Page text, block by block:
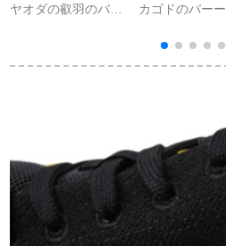
ヤオダの叡羽のバー
ェームズの13の大魔
カゴドのバーー
て、耐摩耗運動
役立ちます。